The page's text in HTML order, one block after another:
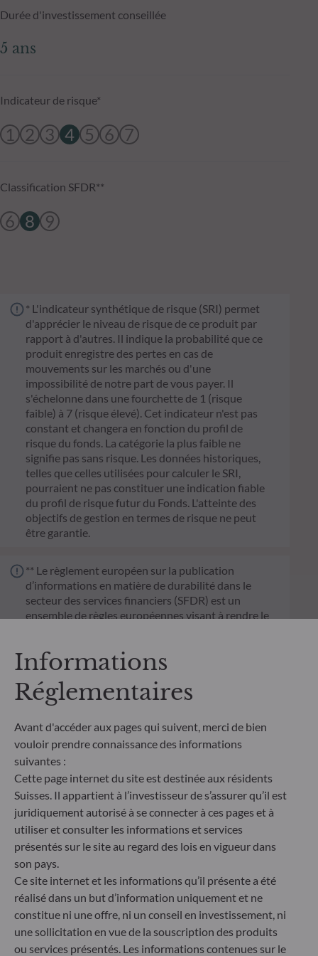
Durée d'investissement conseillée
5 ans
Indicateur de risque*
1 2 3 4 5 6 7
Classification SFDR**
6 8 9
* L'indicateur synthétique de risque (SRI) permet
d'apprécier le niveau de risque de ce produit par
rapport à d'autres. Il indique la probabilité que ce
produit enregistre des pertes en cas de
mouvements sur les marchés ou d'une
impossibilité de notre part de vous payer. Il
s'échelonne dans une fourchette de 1 (risque
faible) à 7 (risque élevé). Cet indicateur n'est pas
constant et changera en fonction du profil de
risque du fonds. La catégorie la plus faible ne
signifie pas sans risque. Les données historiques,
telles que celles utilisées pour calculer le SRI,
pourraient ne pas constituer une indication fiable
du profil de risque futur du Fonds. L'atteinte des
objectifs de gestion en termes de risque ne peut
être garantie.
** Le règlement européen sur la publication
d’informations en matière de durabilité dans le
secteur des services financiers (SFDR) est un
ensemble de règles européennes visant à rendre le
investisseurs finaux. Article 6 : L'équipe de gestion
les effets négatifs des décisions d'investissement
sur les facteurs de durabilité dans le processus de
gestion traite les risques de durabilité en intégrant
des critères ESG (Environnement et/ou Social et/ou
Gouvernance) dans son processus de décision
d'investissement. Article 9 : L'équipe de gestion suit
un objectif d'investissement durable strict qui
contribue de manière significative aux défis de la
transition écologique, et traite les risques de
fournisseur externe de données ESG de la société
de gestion
Informations
Réglementaires
Avant d'accéder aux pages qui suivent, merci de bien
vouloir prendre connaissance des informations
suivantes :
Cette page internet du site est destinée aux résidents
Suisses. Il appartient à l’investisseur de s’assurer qu’il est
juridiquement autorisé à se connecter à ces pages et à
utiliser et consulter les informations et services
présentés sur le site au regard des lois en vigueur dans
son pays.
Ce site internet et les informations qu’il présente a été
réalisé dans un but d’information uniquement et ne
constitue ni une offre, ni un conseil en investissement, ni
une sollicitation en vue de la souscription des produits
ou services présentés. Les informations contenues sur le